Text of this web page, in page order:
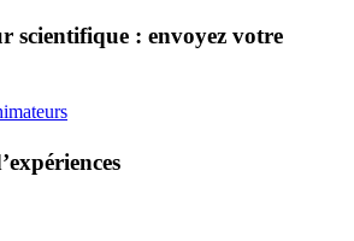
scientifique : envoyez votre